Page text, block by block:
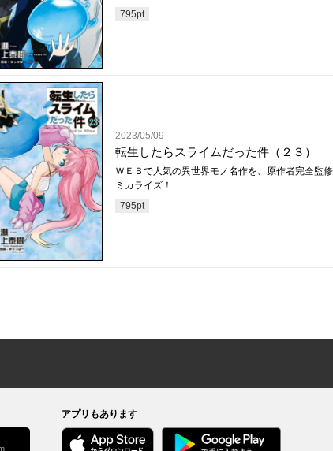
795pt
2023/05/09
転生したらスライムだった件（２３）
ＷＥＢで人気の異世界モノ名作を、原作者完全監
ミカライズ！
795pt
アプリもあります